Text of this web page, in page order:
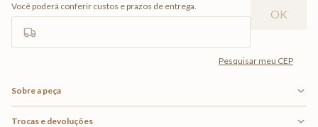
Sobre a peça
Trocas e devoluções